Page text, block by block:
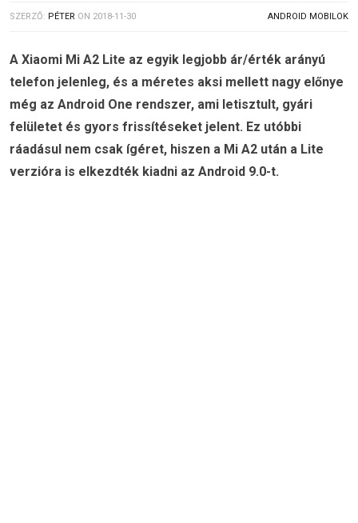
SZERZŐ: PÉTER ON 2018-11-30 ANDROID MOBILOK
A Xiaomi Mi A2 Lite az egyik legjobb ár/érték arányú
telefon jelenleg, és a méretes aksi mellett nagy előnye
még az Android One rendszer, ami letisztult, gyári
felületet és gyors frissítéseket jelent. Ez utóbbi
ráadásul nem csak ígéret, hiszen a Mi A2 után a Lite
verzióra is elkezdték kiadni az Android 9.0-t.